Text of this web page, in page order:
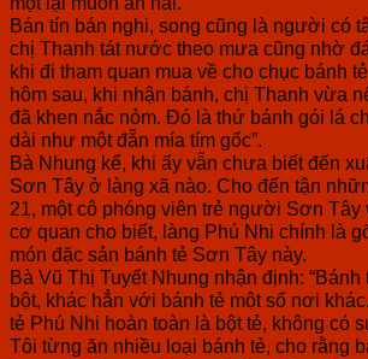
Bán tín bán nghi, song cũng là người có
chị Thanh tát nước theo mưa cũng nhờ
khi đi tham quan mua về cho chục bánh
hôm sau, khi nhận bánh, chị Thanh vừa
đã khen nắc nỏm. Đó là thứ bánh gói lá
dài như một đẵn mía tím gốc”.
Bà Nhung kể, khi ấy vẫn chưa biết đến
Sơn Tây ở làng xã nào. Cho đến tận
21, một cô phóng viên trẻ người Sơn Tây
cơ quan cho biết, làng Phú Nhi chính là
món đặc sản bánh tẻ Sơn Tây này.
Bà Vũ Thị Tuyết Nhung nhận định: “Bánh
bột, khác hẳn với bánh tẻ một số nơi
tẻ Phú Nhi hoàn toàn là bột tẻ, không có
Tôi từng ăn nhiều loại bánh tẻ, cho rằng